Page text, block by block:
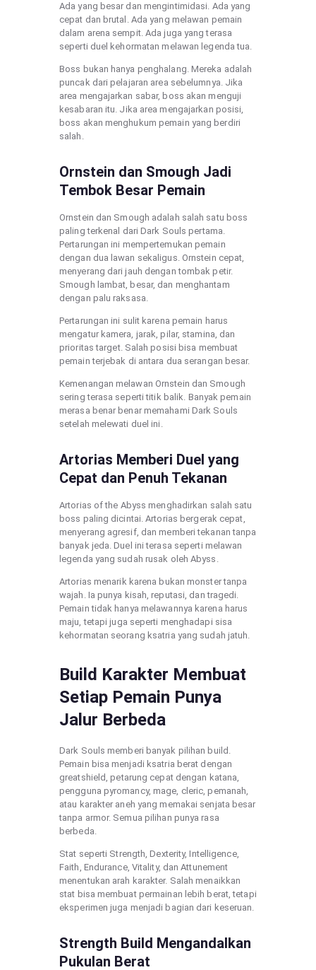
Ada yang besar dan mengintimidasi. Ada yang
cepat dan brutal. Ada yang melawan pemain
dalam arena sempit. Ada juga yang terasa
seperti duel kehormatan melawan legenda tua.
Boss bukan hanya penghalang. Mereka adalah
puncak dari pelajaran area sebelumnya. Jika
area mengajarkan sabar, boss akan menguji
kesabaran itu. Jika area mengajarkan posisi,
boss akan menghukum pemain yang berdiri
salah.
Ornstein dan Smough Jadi
Tembok Besar Pemain
Ornstein dan Smough adalah salah satu boss
paling terkenal dari Dark Souls pertama.
Pertarungan ini mempertemukan pemain
dengan dua lawan sekaligus. Ornstein cepat,
menyerang dari jauh dengan tombak petir.
Smough lambat, besar, dan menghantam
dengan palu raksasa.
Pertarungan ini sulit karena pemain harus
mengatur kamera, jarak, pilar, stamina, dan
prioritas target. Salah posisi bisa membuat
pemain terjebak di antara dua serangan besar.
Kemenangan melawan Ornstein dan Smough
sering terasa seperti titik balik. Banyak pemain
merasa benar benar memahami Dark Souls
setelah melewati duel ini.
Artorias Memberi Duel yang
Cepat dan Penuh Tekanan
Artorias of the Abyss menghadirkan salah satu
boss paling dicintai. Artorias bergerak cepat,
menyerang agresif, dan memberi tekanan tanpa
banyak jeda. Duel ini terasa seperti melawan
legenda yang sudah rusak oleh Abyss.
Artorias menarik karena bukan monster tanpa
wajah. Ia punya kisah, reputasi, dan tragedi.
Pemain tidak hanya melawannya karena harus
maju, tetapi juga seperti menghadapi sisa
kehormatan seorang ksatria yang sudah jatuh.
Build Karakter Membuat
Setiap Pemain Punya
Jalur Berbeda
Dark Souls memberi banyak pilihan build.
Pemain bisa menjadi ksatria berat dengan
greatshield, petarung cepat dengan katana,
pengguna pyromancy, mage, cleric, pemanah,
atau karakter aneh yang memakai senjata besar
tanpa armor. Semua pilihan punya rasa
berbeda.
Stat seperti Strength, Dexterity, Intelligence,
Faith, Endurance, Vitality, dan Attunement
menentukan arah karakter. Salah menaikkan
stat bisa membuat permainan lebih berat, tetapi
eksperimen juga menjadi bagian dari keseruan.
Strength Build Mengandalkan
Pukulan Berat